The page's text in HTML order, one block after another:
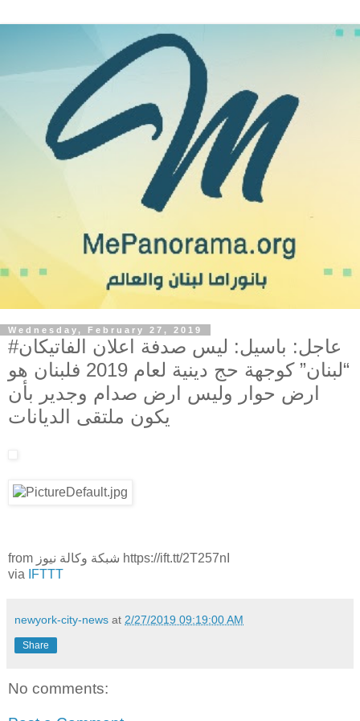
Wednesday, February 27, 2019
#عاجل: باسيل: ليس صدفة اعلان الفاتيكان
“لبنان” كوجهة حج دينية لعام 2019 فلبنان هو
ارض حوار وليس ارض صدام وجدير بأن
يكون ملتقى الديانات
from شبكة وكالة نيوز https://ift.tt/2T257nI
via
IFTTT
newyork-city-news at 2/27/2019 09:19:00 AM
Share
No comments: